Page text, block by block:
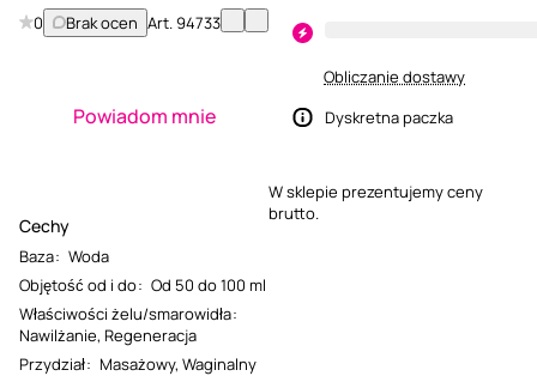
0 Brak ocen Art.94733
Powiadom mnie
Cechy
Baza: Woda
Objętość od i do: Od 50 do 100 ml
Właściwości żelu/smarowidła:
Nawilżanie, Regeneracja
Przydział: Masażowy, Waginalny
Obliczanie dostawy
Dyskretna paczka
W sklepie prezentujemy ceny
brutto.